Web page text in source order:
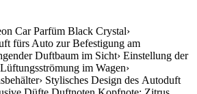
Car Parfüm Black Crystal›
fürs Auto zur Befestigung am
Duftbaum im Sicht› Einstellung der
im Wagen›
Stylisches Design des Autoduft